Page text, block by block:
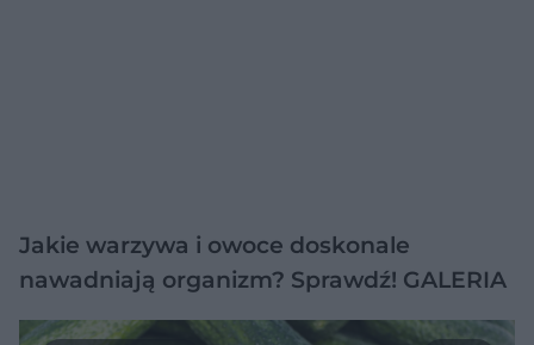
Jakie warzywa i owoce doskonale
nawadniają organizm? Sprawdź! GALERIA